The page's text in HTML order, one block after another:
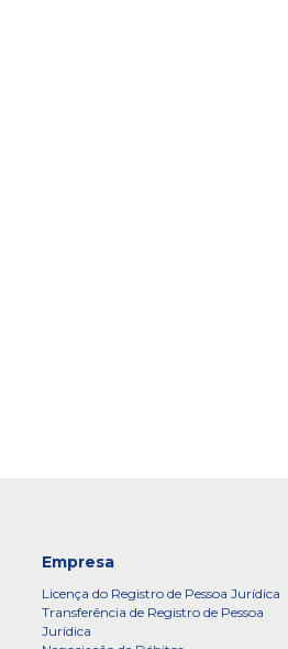
Empresa
Licença do Registro de Pessoa Jurídica
Transferência de Registro de Pessoa
Jurídica